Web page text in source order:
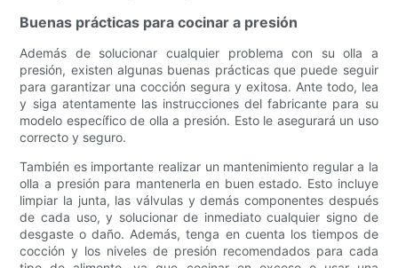
Buenas prácticas para cocinar a presión
Además de solucionar cualquier problema con su olla a
presión, existen algunas buenas prácticas que puede seguir
para garantizar una cocción segura y exitosa. Ante todo, lea
y siga atentamente las instrucciones del fabricante para su
modelo específico de olla a presión. Esto le asegurará un uso
correcto y seguro.
También es importante realizar un mantenimiento regular a la
olla a presión para mantenerla en buen estado. Esto incluye
limpiar la junta, las válvulas y demás componentes después
de cada uso, y solucionar de inmediato cualquier signo de
desgaste o daño. Además, tenga en cuenta los tiempos de
cocción y los niveles de presión recomendados para cada